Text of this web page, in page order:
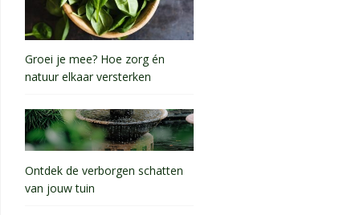
Groei je mee? Hoe zorg én
natuur elkaar versterken
Ontdek de verborgen schatten
van jouw tuin